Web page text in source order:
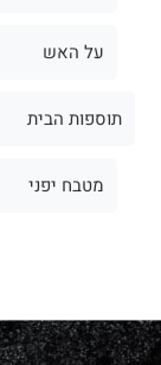
על האש
תוספות הבית
מטבח יפני